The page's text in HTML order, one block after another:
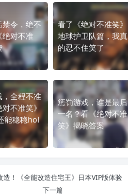
禁令，绝不
对不准
看了《绝对不准笑》
地球护卫队篇，我真
的忍不住笑了
，全程不准
对不准笑》
能稳稳hol
惩罚游戏，谁是最后
一名？看《绝对不准
笑》揭晓答案
造！《全能改造住宅王》日本VIP版体验
下一篇